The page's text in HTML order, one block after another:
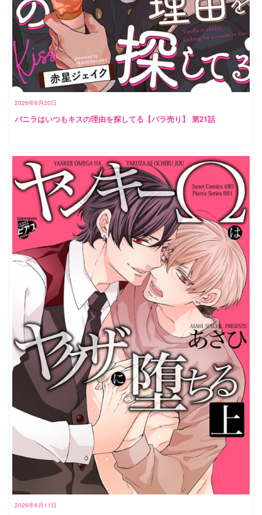
2026年6月20日
バニラはいつもキスの理由を探してる【バラ売り】 第21話
2026年6月11日